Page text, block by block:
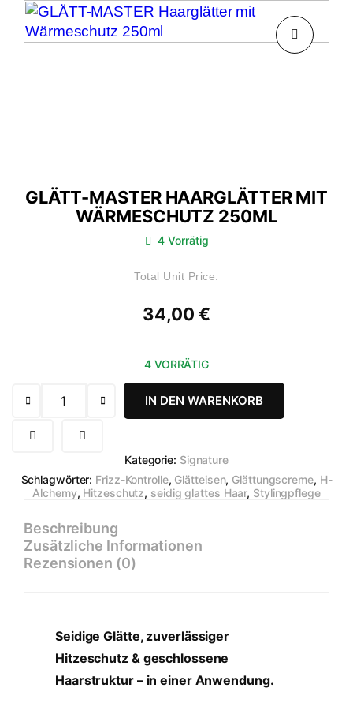
GLÄTT-MASTER HAARGLÄTTER MIT
WÄRMESCHUTZ 250ML
4 Vorrätig
Total Unit Price:
34,00 €
4 VORRÄTIG
T
-
A
S
T
IN DEN WARENKORB
Kategorie: Signature
Schlagwörter: Frizz-Kontrolle, Glätteisen, Glättungscreme, H-
Alchemy, Hitzeschutz, seidig glattes Haar, Stylingpflege
Beschreibung
Zusätzliche Informationen
Rezensionen (0)
Seidige Glätte, zuverlässiger
Hitzeschutz & geschlossene
Haarstruktur – in einer Anwendung.